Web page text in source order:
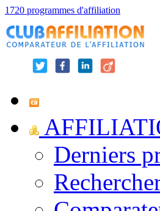
1720 programmes d'affiliation
Derniers